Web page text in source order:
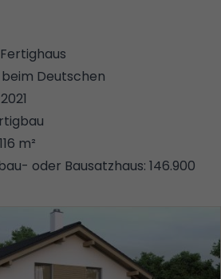
Fertighaus
Deutschen
m²
oder Bausatzhaus: 146.900